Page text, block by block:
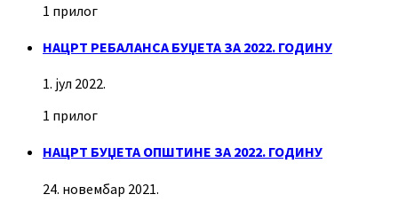
1 прилог
НАЦРТ РЕБАЛАНСА БУЏЕТА ЗА 2022. ГОДИНУ
1. јул 2022.
1 прилог
НАЦРТ БУЏЕТА ОПШТИНЕ ЗА 2022. ГОДИНУ
24. новембар 2021.